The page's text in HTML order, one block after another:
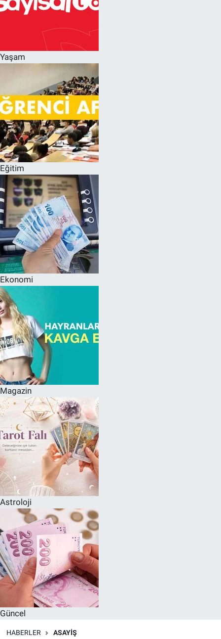
Yaşam
Eğitim
Ekonomi
Magazin
Astroloji
Güncel
HABERLER ASAYIŞ